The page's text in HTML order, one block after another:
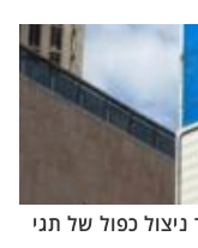
כפול של תגי